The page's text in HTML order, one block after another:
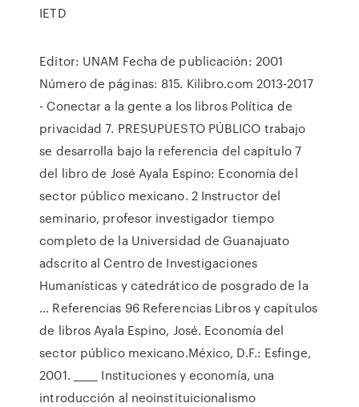
IETD
Editor: UNAM Fecha de publicación: 2001
Número de páginas: 815. Kilibro.com 2013-2017
- Conectar a la gente a los libros Política de
privacidad 7. PRESUPUESTO PÚBLICO trabajo
se desarrolla bajo la referencia del capítulo 7
del libro de José Ayala Espino: Economía del
sector público mexicano. 2 Instructor del
seminario, profesor investigador tiempo
completo de la Universidad de Guanajuato
adscrito al Centro de Investigaciones
Humanísticas y catedrático de posgrado de la
… Referencias 96 Referencias Libros y capítulos
de libros Ayala Espino, José. Economía del
sector público mexicano.México, D.F.: Esfinge,
2001. _____ Instituciones y economía, una
introducción al neoinstituicionalismo